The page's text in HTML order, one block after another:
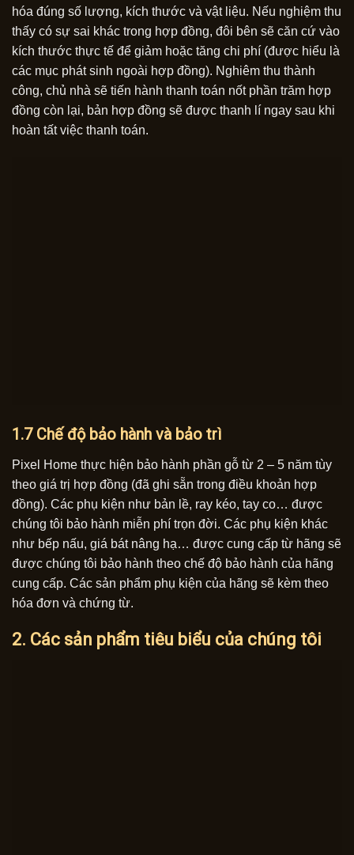
hóa đúng số lượng, kích thước và vật liệu. Nếu nghiệm thu
thấy có sự sai khác trong hợp đồng, đôi bên sẽ căn cứ vào
kích thước thực tế để giảm hoặc tăng chi phí (được hiểu là
các mục phát sinh ngoài hợp đồng). Nghiêm thu thành
công, chủ nhà sẽ tiến hành thanh toán nốt phần trăm hợp
đồng còn lại, bản hợp đồng sẽ được thanh lí ngay sau khi
hoàn tất việc thanh toán.
1.7 Chế độ bảo hành và bảo trì
Pixel Home thực hiện bảo hành phần gỗ từ 2 – 5 năm tùy
theo giá trị hợp đồng (đã ghi sẵn trong điều khoản hợp
đồng). Các phụ kiện như bản lề, ray kéo, tay co… được
chúng tôi bảo hành miễn phí trọn đời. Các phụ kiện khác
như bếp nấu, giá bát nâng hạ… được cung cấp từ hãng sẽ
được chúng tôi bảo hành theo chế độ bảo hành của hãng
cung cấp. Các sản phẩm phụ kiện của hãng sẽ kèm theo
hóa đơn và chứng từ.
2. Các sản phẩm tiêu biểu của chúng tôi